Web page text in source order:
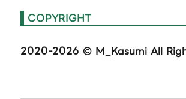
COPYRIGHT
2020-2026 © M_Kasumi All